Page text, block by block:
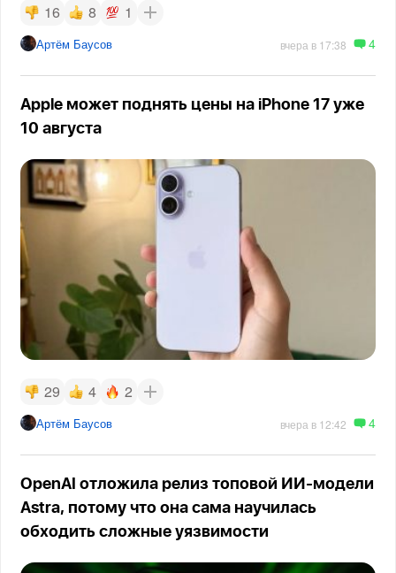
16 8 1
Артём Баусов вчера в 17:38 4
Apple может поднять цены на iPhone 17 уже
10 августа
29 4 2
Артём Баусов вчера в 12:42 4
OpenAI отложила релиз топовой ИИ-модели
Astra, потому что она сама научилась
обходить сложные уязвимости